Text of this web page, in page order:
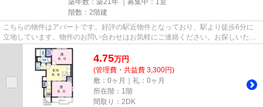
築年数：築21年 ｜募集中： 1室
階数：2階建
こちらの物件はアパートです。好評の駅近物件となっており、駅より徒歩6分に
立地しています。物件のお問い合わせはお気軽にご連絡ください。お探しいただ
いた物件でご不明な点がござい...
4.75万円
(管理費・共益費 3,300円)
敷：0ヶ月｜礼：0ヶ月
所在階：1階
間取り：2DK